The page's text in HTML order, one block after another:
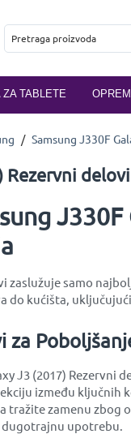
ZA TABLETE
/ Samsung J330F
Rezervni delovi
zaslužuje samo
kućišta,
J3 (2017)
između ključnih
zamenu zbog
dugotrajnu upotrebu.